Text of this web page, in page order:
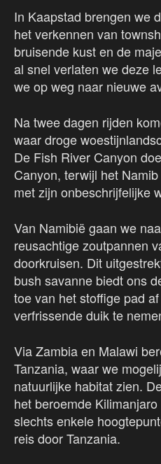
In Kaapstad brengen we
het verkennen van
bruisende kust en de
al snel verlaten we deze
we op weg naar nieuwe
Na twee dagen rijden
waar droge
De Fish River Canyon
Canyon, terwijl het
met zijn onbeschrijfelijke
Van Namibië gaan we
reusachtige zoutpannen
doorkruisen. Dit
bush savanne biedt ons
toe van het stoffige pad
verfrissende duik te
Via Zambia en Malawi
Tanzania, waar we
natuurlijke habitat zien.
het beroemde
slechts enkele
reis door Tanzania.